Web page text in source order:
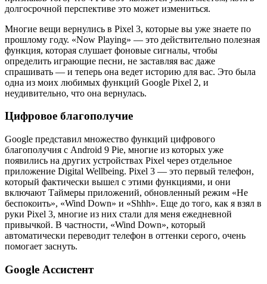
долгосрочной перспективе это может измениться.
Многие вещи вернулись в Pixel 3, которые вы уже знаете по
прошлому году. «Now Playing» — это действительно полезная
функция, которая слушает фоновые сигналы, чтобы
определить играющие песни, не заставляя вас даже
спрашивать — и теперь она ведет историю для вас. Это была
одна из моих любимых функций Google Pixel 2, и
неудивительно, что она вернулась.
Цифровое благополучие
Google представил множество функций цифрового
благополучия с Android 9 Pie, многие из которых уже
появились на других устройствах Pixel через отдельное
приложение Digital Wellbeing. Pixel 3 — это первый телефон,
который фактически вышел с этими функциями, и они
включают Таймеры приложений, обновленный режим «Не
беспокоить», «Wind Down» и «Shhh». Еще до того, как я взял в
руки Pixel 3, многие из них стали для меня ежедневной
привычкой. В частности, «Wind Down», который
автоматически переводит телефон в оттенки серого, очень
помогает заснуть.
Google Ассистент